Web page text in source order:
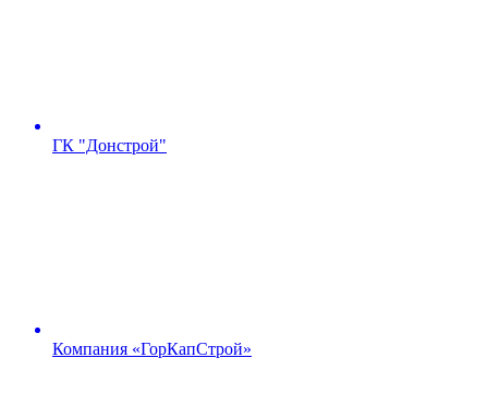
ГК "Донстрой"
Компания «ГорКапСтрой»